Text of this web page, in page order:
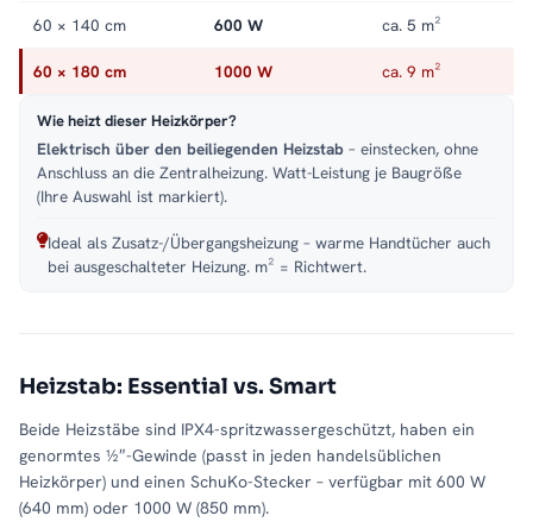
60 × 140 cm 600 W ca. 5 m²
60 × 180 cm 1000 W ca. 9 m²
Wie heizt dieser Heizkörper?
Elektrisch über den beiliegenden Heizstab – einstecken, ohne
Anschluss an die Zentralheizung. Watt-Leistung je Baugröße
(Ihre Auswahl ist markiert).
Ideal als Zusatz-/Übergangsheizung – warme Handtücher auch
bei ausgeschalteter Heizung. m² = Richtwert.
Heizstab: Essential vs. Smart
Beide Heizstäbe sind IPX4-spritzwassergeschützt, haben ein
genormtes ½″-Gewinde (passt in jeden handelsüblichen
Heizkörper) und einen SchuKo-Stecker – verfügbar mit 600 W
(640 mm) oder 1000 W (850 mm).